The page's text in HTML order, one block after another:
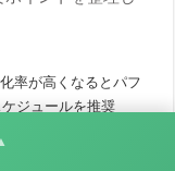
率が高くなるとパフ
ジュールを推奨
しており、